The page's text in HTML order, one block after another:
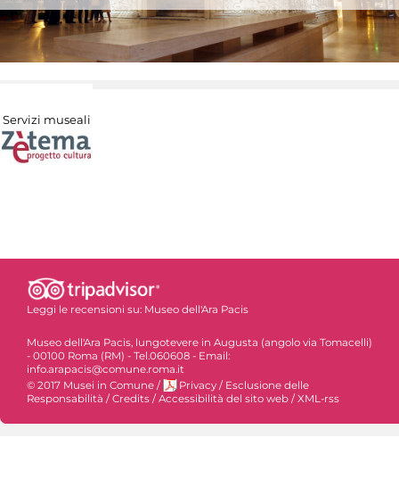
Servizi museali
Leggi le recensioni su: Museo dell'Ara Pacis
Museo dell'Ara Pacis, lungotevere in Augusta (angolo via Tomacelli)
- 00100 Roma (RM) - Tel.060608 - Email:
info.arapacis@comune.roma.it
© 2017 Musei in Comune / Privacy / Esclusione delle
Responsabilità / Credits / Accessibilità del sito web / XML-rss